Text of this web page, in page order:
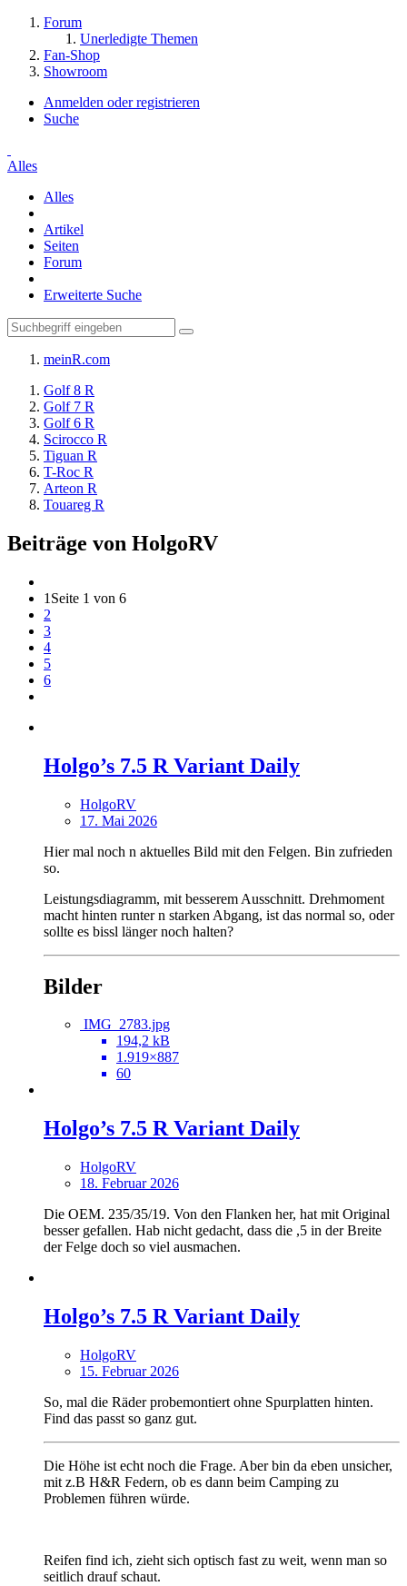
Forum
Unerledigte Themen
Fan-Shop
Showroom
Anmelden oder registrieren
Suche
Alles
Alles
Artikel
Seiten
Forum
Erweiterte Suche
meinR.com
Golf 8 R
Golf 7 R
Golf 6 R
Scirocco R
Tiguan R
T-Roc R
Arteon R
Touareg R
Beiträge von HolgoRV
1 Seite 1 von 6
2
3
4
5
6
Holgo’s 7.5 R Variant Daily
HolgoRV
17. Mai 2026
Hier mal noch n aktuelles Bild mit den Felgen. Bin zufrieden
so.
Leistungsdiagramm, mit besserem Ausschnitt. Drehmoment
macht hinten runter n starken Abgang, ist das normal so, oder
sollte es bissl länger noch halten?
Bilder
IMG_2783.jpg
194,2 kB
1.919×887
60
Holgo’s 7.5 R Variant Daily
HolgoRV
18. Februar 2026
Die OEM. 235/35/19. Von den Flanken her, hat mit Original
besser gefallen. Hab nicht gedacht, dass die ,5 in der Breite
der Felge doch so viel ausmachen.
Holgo’s 7.5 R Variant Daily
HolgoRV
15. Februar 2026
So, mal die Räder probemontiert ohne Spurplatten hinten.
Find das passt so ganz gut.
Die Höhe ist echt noch die Frage. Aber bin da eben unsicher,
mit z.B H&R Federn, ob es dann beim Camping zu
Problemen führen würde.
Reifen find ich, zieht sich optisch fast zu weit, wenn man so
seitlich drauf schaut.